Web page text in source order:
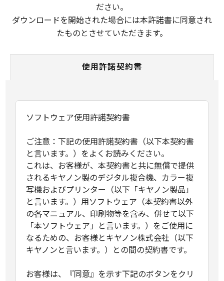
ださい。
ダウンロードを開始された場合には本許諾書に同意され
たものとさせていただきます。
使用許諾契約書
ソフトウェア使用許諾契約書
ご注意：下記の使用許諾契約書（以下本契約書
と言います。）をよくお読みください。
これは、お客様が、本契約書と共に無償で提供
されるキヤノン製のデジタル複合機、カラー複
写機およびプリンター（以下「キヤノン製品」
と言います。）用ソフトウェア（本契約書以外
の各マニュアル、印刷物等を含み、併せて以下
「本ソフトウェア」と言います。）をご使用に
なるための、お客様とキヤノン株式会社（以下
キヤノンと言います。）との間の契約書です。
お客様は、『同意』を示す下記のボタンをクリ